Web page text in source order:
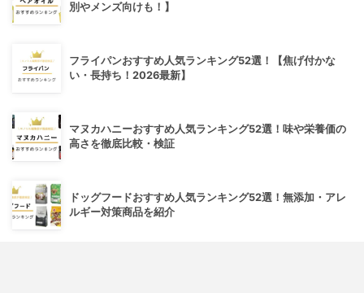
別やメンズ向けも！】
フライパンおすすめ人気ランキング52選！【焦げ付かな
い・長持ち！2026最新】
マヌカハニーおすすめ人気ランキング52選！味や栄養価の
高さを徹底比較・検証
ドッグフードおすすめ人気ランキング52選！無添加・アレ
ルギー対策商品を紹介